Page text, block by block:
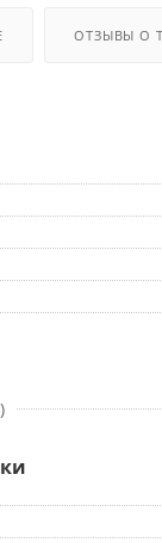
ОТЗЫВЫ О